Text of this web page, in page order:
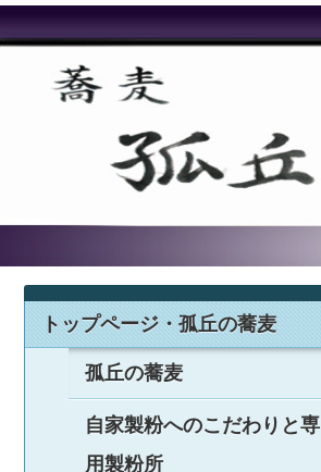
トップページ・孤丘の蕎麦
孤丘の蕎麦
自家製粉へのこだわりと専
用製粉所